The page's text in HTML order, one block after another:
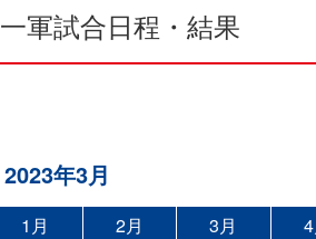
一軍試合日程・結果
2023年3月
1月 2月 3月